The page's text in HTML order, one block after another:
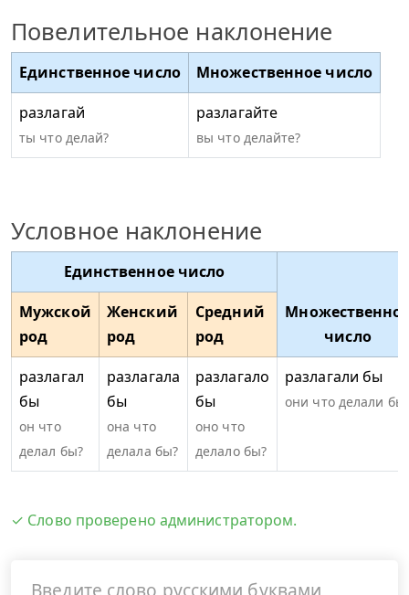
Повелительное наклонение
Единственное число
Множественное число
разлагай
ты что делай?
разлагайте
вы что делайте?
Условное наклонение
Единственное число
число
Мужской
род
Женский
род
Средний
род
разлагал
бы
он что
делал бы?
разлагала
бы
она что
делала бы?
разлагало
бы
оно что
делало бы?
разлагали бы
они что делали
✓ Слово проверено администратором.